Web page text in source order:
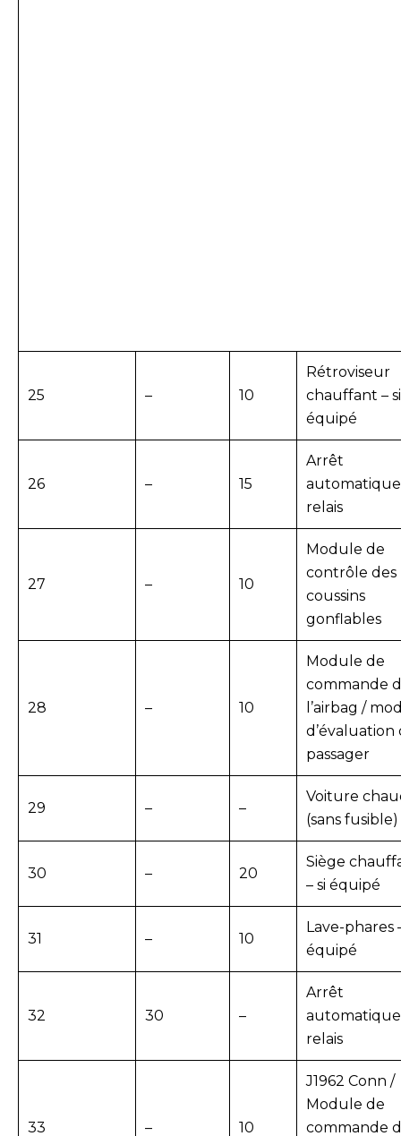
25 – 10
Rétroviseur
chauffant – si
équipé
26 – 15
Arrêt
relais
27 – 10
Module de
contrôle des
coussins
gonflables
28 – 10
Module de
commande
l’airbag /
d’évaluation
passager
29 – –
Voiture
(sans fusible)
30 – 20
Siège
– si équipé
31 – 10
Lave-phares
équipé
32 30 –
Arrêt
relais
33 – 10
J1962 Conn /
Module de
commande